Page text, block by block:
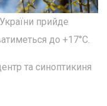
прийде
до +17°С.
та синоптикиня